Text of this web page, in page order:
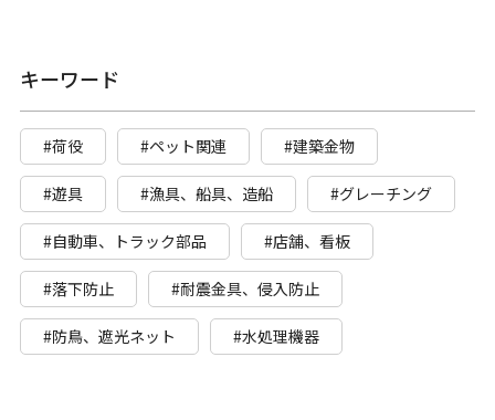
キーワード
#荷役 #ペット関連 #建築金物
#遊具 #漁具、船具、造船 #グレーチング
#自動車、トラック部品 #店舗、看板
#落下防止 #耐震金具、侵入防止
#防鳥、遮光ネット #水処理機器